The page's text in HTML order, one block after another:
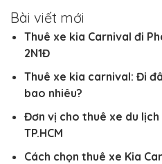
Bài viết mới
Thuê xe kia Carnival đi
2N1Đ
Thuê xe kia carnival: Đi
bao nhiêu?
Đơn vị cho thuê xe du
TP.HCM
Cách chọn thuê xe Kia